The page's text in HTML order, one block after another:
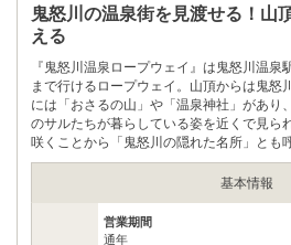
鬼怒川の温泉街を見渡せる！山
える
『鬼怒川温泉ロープウェイ』は鬼怒川温
まで行けるロープウェイ。山頂からは鬼怒
には「おさるの山」や「温泉神社」があり
のサルたちが暮らしている姿を近くで見ら
咲くことから「鬼怒川の隠れた名所」とも
楽しめ、見頃は10月中旬から11月上旬だ。
基本情報
営業期間
通年